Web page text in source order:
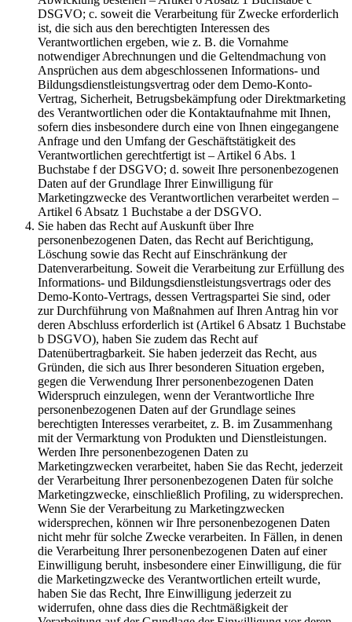
DSGVO; c. soweit die Verarbeitung für Zwecke erforderlich
ist, die sich aus den berechtigten Interessen des
Verantwortlichen ergeben, wie z. B. die Vornahme
notwendiger Abrechnungen und die Geltendmachung von
Ansprüchen aus dem abgeschlossenen Informations- und
Bildungsdienstleistungsvertrag oder dem Demo-Konto-
Vertrag, Sicherheit, Betrugsbekämpfung oder Direktmarketing
des Verantwortlichen oder die Kontaktaufnahme mit Ihnen,
sofern dies insbesondere durch eine von Ihnen eingegangene
Anfrage und den Umfang der Geschäftstätigkeit des
Verantwortlichen gerechtfertigt ist – Artikel 6 Abs. 1
Buchstabe f der DSGVO; d. soweit Ihre personenbezogenen
Daten auf der Grundlage Ihrer Einwilligung für
Marketingzwecke des Verantwortlichen verarbeitet werden –
Artikel 6 Absatz 1 Buchstabe a der DSGVO.
Sie haben das Recht auf Auskunft über Ihre
personenbezogenen Daten, das Recht auf Berichtigung,
Löschung sowie das Recht auf Einschränkung der
Datenverarbeitung. Soweit die Verarbeitung zur Erfüllung des
Informations- und Bildungsdienstleistungsvertrags oder des
Demo-Konto-Vertrags, dessen Vertragspartei Sie sind, oder
zur Durchführung von Maßnahmen auf Ihren Antrag hin vor
deren Abschluss erforderlich ist (Artikel 6 Absatz 1 Buchstabe
b DSGVO), haben Sie zudem das Recht auf
Datenübertragbarkeit. Sie haben jederzeit das Recht, aus
Gründen, die sich aus Ihrer besonderen Situation ergeben,
gegen die Verwendung Ihrer personenbezogenen Daten
Widerspruch einzulegen, wenn der Verantwortliche Ihre
personenbezogenen Daten auf der Grundlage seines
berechtigten Interesses verarbeitet, z. B. im Zusammenhang
mit der Vermarktung von Produkten und Dienstleistungen.
Werden Ihre personenbezogenen Daten zu
Marketingzwecken verarbeitet, haben Sie das Recht, jederzeit
der Verarbeitung Ihrer personenbezogenen Daten für solche
Marketingzwecke, einschließlich Profiling, zu widersprechen.
Wenn Sie der Verarbeitung zu Marketingzwecken
widersprechen, können wir Ihre personenbezogenen Daten
nicht mehr für solche Zwecke verarbeiten. In Fällen, in denen
die Verarbeitung Ihrer personenbezogenen Daten auf einer
Einwilligung beruht, insbesondere einer Einwilligung, die für
die Marketingzwecke des Verantwortlichen erteilt wurde,
haben Sie das Recht, Ihre Einwilligung jederzeit zu
widerrufen, ohne dass dies die Rechtmäßigkeit der